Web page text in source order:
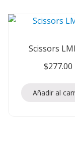
Scissors
$277.00
Añadir al